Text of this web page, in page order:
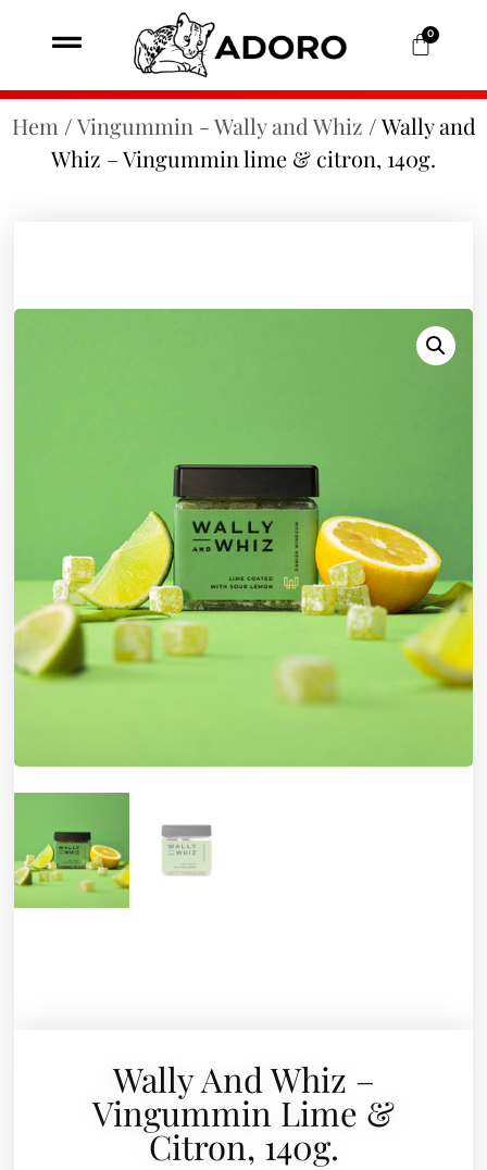
0
Hem /Vingummin - Wally and Whiz / Wally and
Whiz – Vingummin lime & citron, 140g.
Wally And Whiz –
Vingummin Lime &
Citron, 140g.